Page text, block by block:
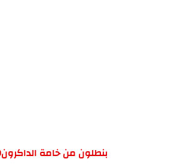
بنطلون من خامة الداكرونm9